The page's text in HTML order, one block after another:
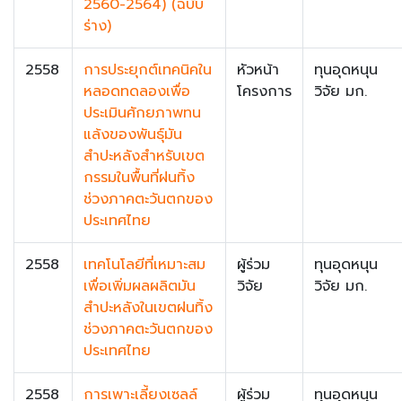
2560-2564) (ฉบับ
ร่าง)
2558
การประยุกต์เทคนิคใน
หลอดทดลองเพื่อ
ประเมินศักยภาพทน
แล้งของพันธุ์มัน
สำปะหลังสำหรับเขต
กรรมในพื้นที่ฝนทิ้ง
ช่วงภาคตะวันตกของ
ประเทศไทย
หัวหน้า
โครงการ
ทุนอุดหนุน
วิจัย มก.
2558
เทคโนโลยีที่เหมาะสม
เพื่อเพิ่มผลผลิตมัน
สำปะหลังในเขตฝนทิ้ง
ช่วงภาคตะวันตกของ
ประเทศไทย
ผู้ร่วม
วิจัย
ทุนอุดหนุน
วิจัย มก.
2558 การเพาะเลี้ยงเซลล์ ผู้ร่วม ทุนอุดหนุน